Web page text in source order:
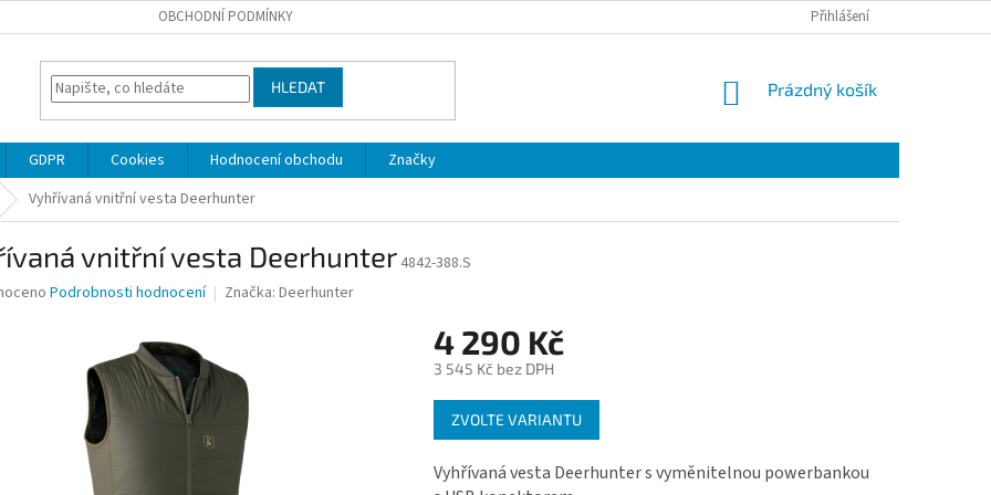
OBCHODNÍ PODMÍNKY Přihlášení
HLEDAT
NÁKUPNÍ
Prázdný košík
GDPR Cookies Hodnocení obchodu
Značky
Vyhřívaná vnitřní vesta Deerhunter
vnitřní vesta Deerhunter 4842-388.S
Podrobnosti hodnocení Značka: Deerhunter
4 290 Kč
3 545 Kč bez DPH
Měrná
cena:
ZVOLTE VARIANTU
Vyhřívaná vesta Deerhunter s vyměnitelnou powerbankou